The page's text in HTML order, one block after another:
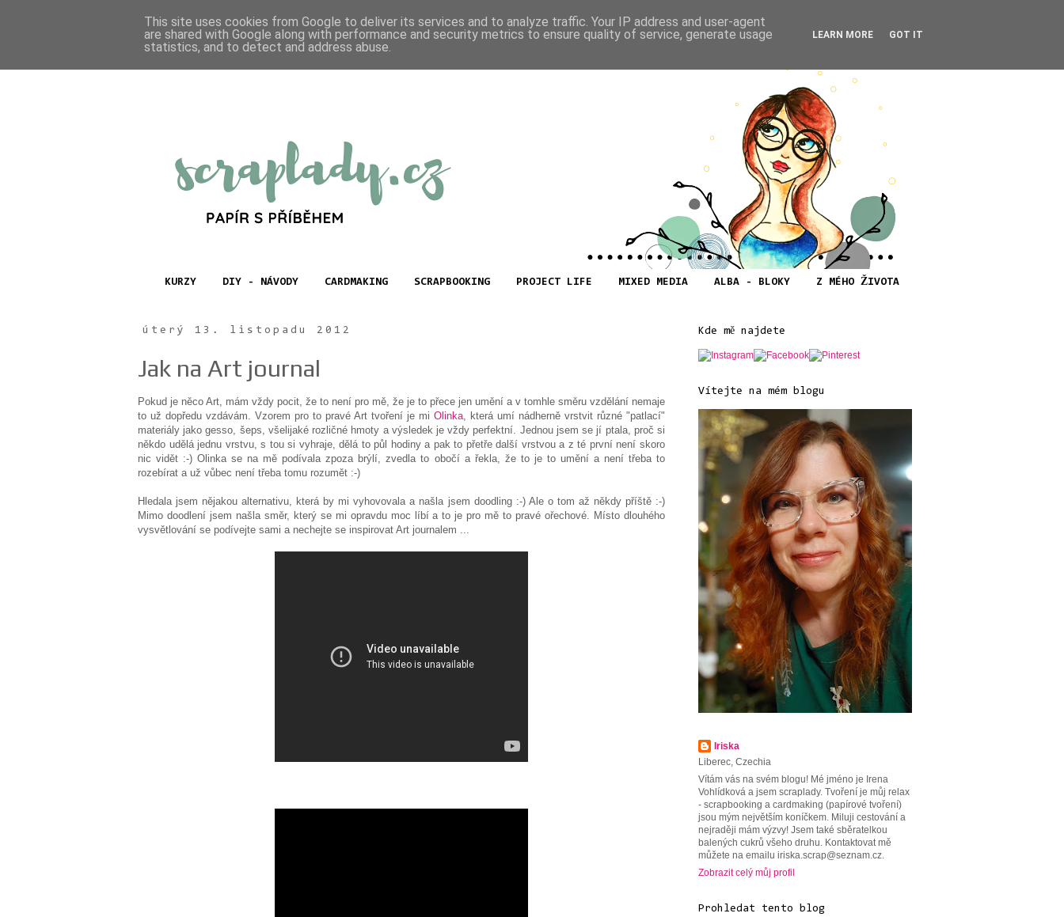
KURZY DIY - NÁVODY CARDMAKING SCRAPBOOKING PROJECT LIFE MIXED MEDIA ALBA - BLOKY Z MÉHO ŽIVOTA
úterý 13. listopadu 2012
Jak na Art journal
Pokud je něco Art, mám vždy pocit, že to není pro mě, že je to přece jen umění a v tomhle směru vzdělání nemaje
to už dopředu vzdávám. Vzorem pro to pravé Art tvoření je mi Olinka, která umí nádherně vrstvit různé "patlací"
materiály jako gesso, šeps, všelijaké rozličné hmoty a výsledek je vždy perfektní. Jednou jsem se jí ptala, proč si
někdo udělá jednu vrstvu, s tou si vyhraje, dělá to půl hodiny a pak to přetře další vrstvou a z té první není skoro
nic vidět :-) Olinka se na mě podívala zpoza brýlí, zvedla to obočí a řekla, že to je to umění a není třeba to
rozebírat a už vůbec není třeba tomu rozumět :-)
Hledala jsem nějakou alternativu, která by mi vyhovovala a našla jsem doodling :-) Ale o tom až někdy příště :-)
Mimo doodlení jsem našla směr, který se mi opravdu moc líbí a to je pro mě to pravé ořechové. Místo dlouhého
vysvětlování se podívejte sami a nechejte se inspirovat Art journalem ...
Kde mě najdete
Vítejte na mém blogu
Iriska
Liberec, Czechia
Vítám vás na svém blogu! Mé jméno je Irena
Vohlídková a jsem scraplady. Tvoření je můj relax
- scrapbooking a cardmaking (papírové tvoření)
jsou mým největším koníčkem. Miluji cestování a
nejraději mám výzvy! Jsem také sběratelkou
balených cukrů všeho druhu. Kontaktovat mě
můžete na emailu iriska.scrap@seznam.cz.
Zobrazit celý můj profil
Prohledat tento blog
This site uses cookies from Google to deliver its services and to analyze traffic. Your IP address and user-agent
are shared with Google along with performance and security metrics to ensure quality of service, generate usage
statistics, and to detect and address abuse.
LEARN MORE GOT IT